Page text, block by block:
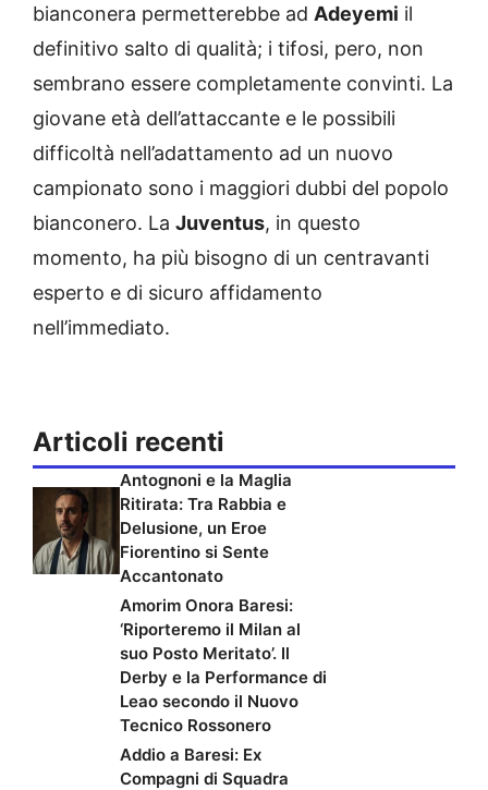
bianconera permetterebbe ad Adeyemi il
definitivo salto di qualità; i tifosi, pero, non
sembrano essere completamente convinti. La
giovane età dell’attaccante e le possibili
difficoltà nell’adattamento ad un nuovo
campionato sono i maggiori dubbi del popolo
bianconero. La Juventus, in questo
momento, ha più bisogno di un centravanti
esperto e di sicuro affidamento
nell’immediato.
Articoli recenti
Antognoni e la Maglia
Ritirata: Tra Rabbia e
Delusione, un Eroe
Fiorentino si Sente
Accantonato
Amorim Onora Baresi:
‘Riporteremo il Milan al
suo Posto Meritato’. Il
Derby e la Performance di
Leao secondo il Nuovo
Tecnico Rossonero
Addio a Baresi: Ex
Compagni di Squadra